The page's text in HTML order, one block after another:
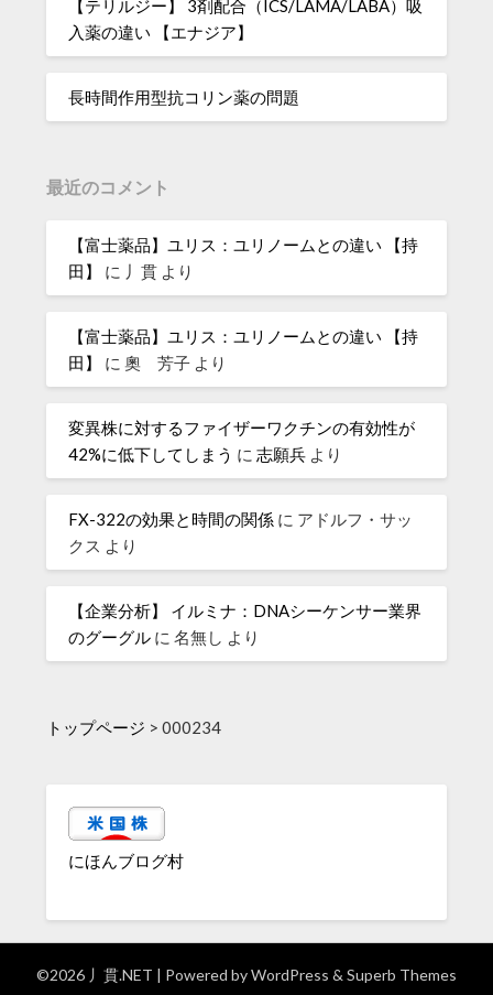
【テリルジー】 3剤配合（ICS/LAMA/LABA）吸
入薬の違い 【エナジア】
長時間作用型抗コリン薬の問題
最近のコメント
【富士薬品】ユリス：ユリノームとの違い 【持
田】
に 丿貫 より
【富士薬品】ユリス：ユリノームとの違い 【持
田】
に奧 芳子 より
変異株に対するファイザーワクチンの有効性が
42%に低下してしまう に志願兵 より
FX-322の効果と時間の関係 に アドルフ・サッ
クス より
【企業分析】 イルミナ：DNAシーケンサー業界
のグーグル に名無し より
トップページ >000234
にほんブログ村
©2026 丿貫.NET | Powered byWordPress & Superb Themes